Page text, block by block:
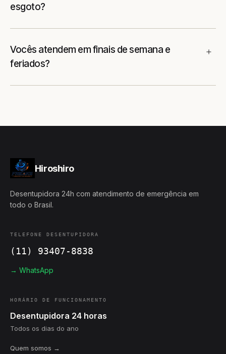
esgoto?
Vocês atendem em finais de semana e
feriados?
Hiroshiro
Desentupidora 24h com atendimento de emergência em
todo o Brasil.
TELEFONE DESENTUPIDORA
(11) 93407-8838
→ WhatsApp
HORÁRIO DE FUNCIONAMENTO
Desentupidora 24 horas
Todos os dias do ano
Quem somos →